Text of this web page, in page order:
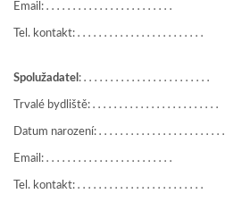
Email: . . . . . . . . . . . . . . . . . . . . . . . .
Tel. kontakt: . . . . . . . . . . . . . . . . . . . . . . . .
Spolužadatel : . . . . . . . . . . . . . . . . . . . . . . . .
Trvalé bydliště: . . . . . . . . . . . . . . . . . . . . . . . .
Datum narození: . . . . . . . . . . . . . . . . . . . . . . . .
Email: . . . . . . . . . . . . . . . . . . . . . . . .
Tel. kontakt: . . . . . . . . . . . . . . . . . . . . . . . .